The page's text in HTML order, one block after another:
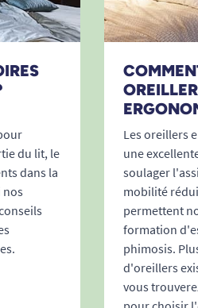
du lit, le
dans la
nos
OREILLER
Les oreillers
une
soulager
mobilité
permettent
formation
phimosis.
d'oreillers
vous